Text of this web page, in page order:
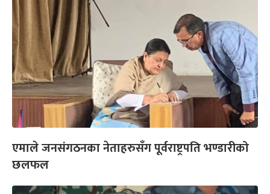
एमाले जनसंगठनका नेताहरुसँग पूर्वराष्ट्रपति भण्डारीको
छलफल